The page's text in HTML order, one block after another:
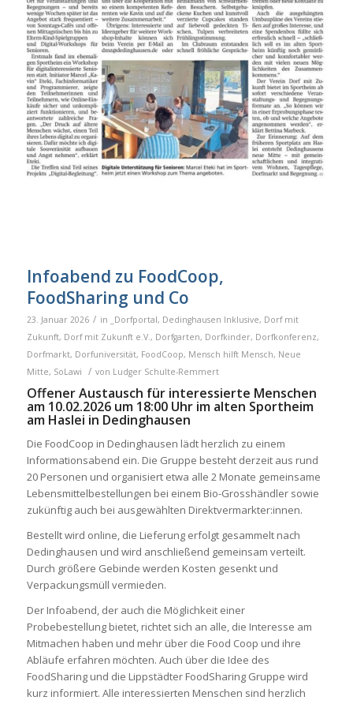
Infoabend zu FoodCoop,
FoodSharing und Co
23. Januar 2026 / in _Dorfportal, Dedinghausen Inklusive, Dorf mit
Zukunft, Dorf mit Zukunft e.V. , Dorfgarten, Dorfkinder, Dorfkonferenz,
Dorfmarkt, Dorfuniversität, FoodCoop, Mensch hilft Mensch, Neue
Mitte, SoLawi / von Ludger Schulte-Remmert
Offener Austausch für interessierte Menschen
am 10.02.2026 um 18:00 Uhr im alten Sportheim
am Haslei in Dedinghausen
Die FoodCoop in Dedinghausen lädt herzlich zu einem
Informationsabend ein. Die Gruppe besteht derzeit aus rund
20 Personen und organisiert etwa alle 2 Monate gemeinsame
Lebensmittelbestellungen bei einem Bio-Grosshändlersowie
zukünftig auch bei ausgewählten Direktvermarkter:innen.
Bestellt wird online, die Lieferung erfolgt gesammelt nach
Dedinghausen und wird anschließend gemeinsam verteilt.
Durch größere Gebinde werden Kosten gesenkt und
Verpackungsmüll vermieden.
Der Infoabend, der auch die Möglichkeit einer
Probebestellung bietet,richtet sich an alle, die Interesse am
Mitmachen haben und mehr über die Food Coop und ihre
Abläufe erfahren möchten. Auch über die Idee des
FoodSharing und die Lippstädter FoodSharing Gruppe wird
kurz informiert. Alle interessierten Menschen sind herzlich